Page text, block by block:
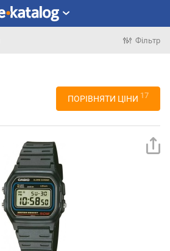
Фільтр
ПОРІВНЯТИ ЦІНИ 17